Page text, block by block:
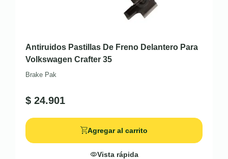
Antiruidos Pastillas De Freno Delantero Para
Volkswagen Crafter 35
Brake Pak
$ 24.901
Agregar al carrito
Vista rápida